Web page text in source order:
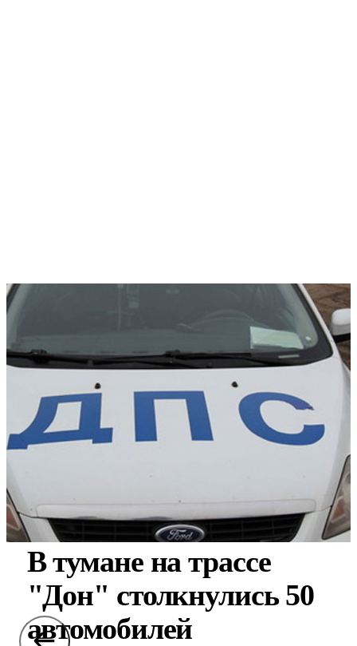
В тумане на трассе
"Дон" столкнулись 50
автомобилей